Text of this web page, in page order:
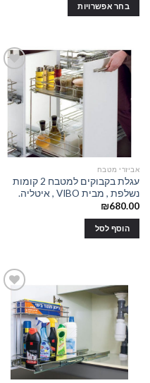
בחר אפשרויות
יש
מספר
ניתן
לבחור
האפשרויות
בעמוד
המוצר
Add to
אביזרי מטבח
עגלת בקבוקים למטבח 2 קומות
נשלפת , מבית VIBO , איטליה.
₪680.00
הוסף לסל
Add to